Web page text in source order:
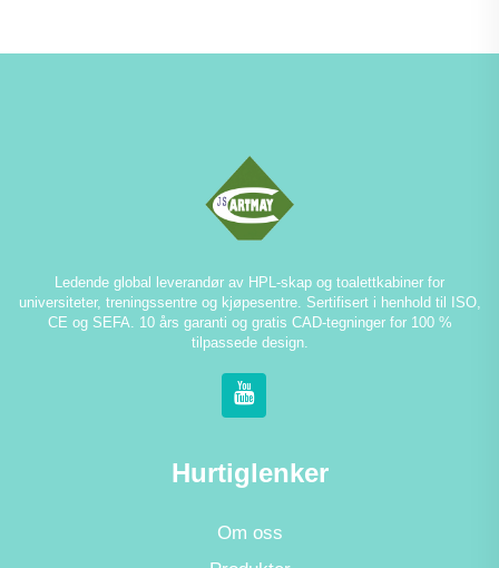
Ledende global leverandør av HPL-skap og toalettkabiner for
universiteter, treningssentre og kjøpesentre. Sertifisert i henhold til ISO,
CE og SEFA. 10 års garanti og gratis CAD-tegninger for 100 %
tilpassede design.
Hurtiglenker
Om oss